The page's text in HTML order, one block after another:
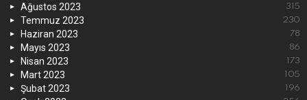
Ağustos 2023 315
Temmuz 2023 230
Haziran 2023 78
Mayıs 2023 86
Nisan 2023 173
Mart 2023 105
Şubat 2023 196